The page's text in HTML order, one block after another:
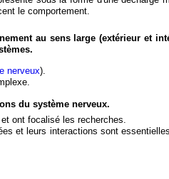
le comportement.
au sens large (extérieur et
nerveux).
du système nerveux.
ont focalisé les recherches.
et leurs interactions sont